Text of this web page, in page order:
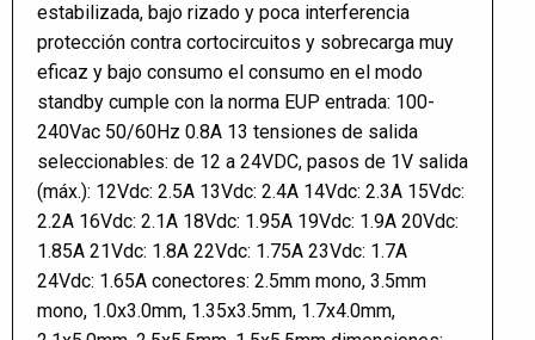
estabilizada, bajo rizado y poca interferencia
protección contra cortocircuitos y sobrecarga muy
eficaz y bajo consumo el consumo en el modo
standby cumple con la norma EUP entrada: 100-
240Vac 50/60Hz 0.8A 13 tensiones de salida
seleccionables: de 12 a 24VDC, pasos de 1V salida
(máx.): 12Vdc: 2.5A 13Vdc: 2.4A 14Vdc: 2.3A 15Vdc:
2.2A 16Vdc: 2.1A 18Vdc: 1.95A 19Vdc: 1.9A 20Vdc:
1.85A 21Vdc: 1.8A 22Vdc: 1.75A 23Vdc: 1.7A
24Vdc: 1.65A conectores: 2.5mm mono, 3.5mm
mono, 1.0x3.0mm, 1.35x3.5mm, 1.7x4.0mm,